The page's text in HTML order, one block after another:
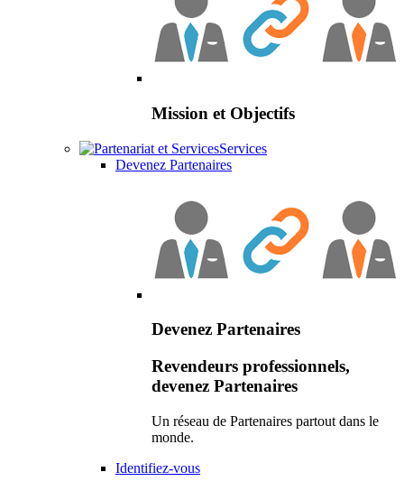
Mission et Objectifs
Services
Devenez Partenaires
Devenez Partenaires
Revendeurs professionnels,
devenez Partenaires
Un réseau de Partenaires partout dans le
monde.
Identifiez-vous